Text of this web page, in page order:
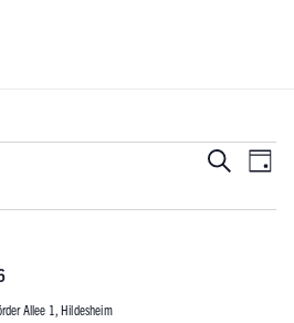
Suche
Suche Tag
Allee 1, Hildesheim